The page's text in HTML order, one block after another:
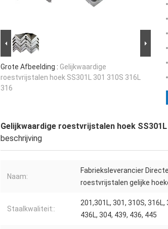
Grote Afbeelding : Gelijkwaardige
roestvrijstalen hoek SS301L 301 310S 316L
316
Gelijkwaardige roestvrijstalen hoek SS301L
beschrijving
Naam:
Fabrieksleverancier
roestvrijstalen gelijke
Staalkwaliteit::
201,301L, 301, 310S, 316L,
436L, 304, 439, 436, 445